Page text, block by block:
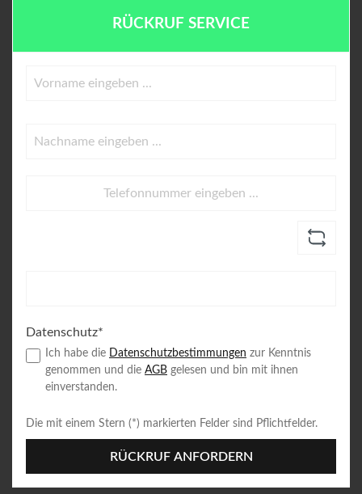
RÜCKRUF SERVICE
Datenschutz*
Ich habe die Datenschutzbestimmungen zur Kenntnis
genommen und die AGB gelesen und bin mit ihnen
einverstanden.
Die mit einem Stern (*) markierten Felder sind Pflichtfelder.
RÜCKRUF ANFORDERN